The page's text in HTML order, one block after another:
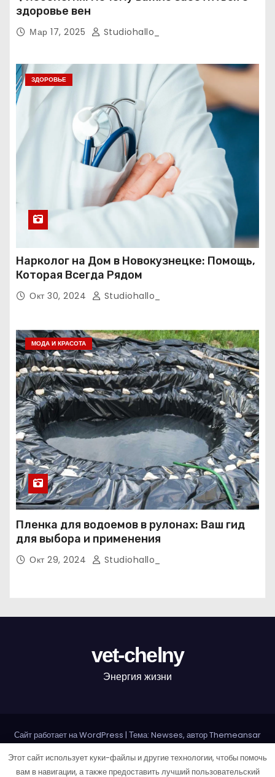
здоровье вен
Мар 17, 2025 Studiohallo_
ЗДОРОВЬЕ
Нарколог на Дом в Новокузнецке: Помощь,
Которая Всегда Рядом
Окт 30, 2024 Studiohallo_
МОДА И КРАСОТА
Пленка для водоемов в рулонах: Ваш гид
для выбора и применения
Окт 29, 2024 Studiohallo_
vet-chelny
Энергия жизни
Сайт работает на WordPress | Тема: Newses, авторThemeansar
Home Sample Page Авторам и правообладателям
Этот сайт использует куки-файлы и другие технологии, чтобы помочь
вам в навигации, а также предоставить лучший пользовательский